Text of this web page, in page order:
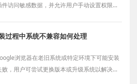
件访问敏感数据，并允许用户手动设置权限边
过程中系统不兼容如何处理
浏览器在老旧系统或特定环境下可能安装
败，用户可尝试更换版本或升级系统以解决兼